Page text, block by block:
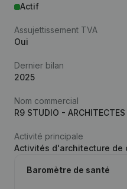
Actif
Assujettissement TVA
Oui
Dernier bilan
2025
Nom commercial
R9 STUDIO - ARCHITECTES
Activité principale
Activités d'architecture de
Baromètre de santé